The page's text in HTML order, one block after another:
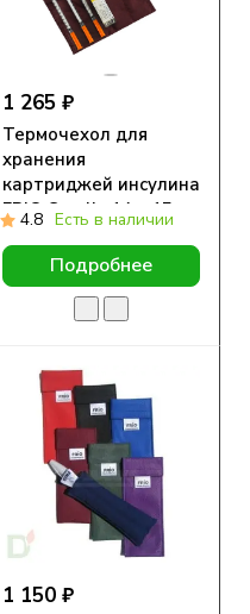
1 265 ₽
Термочехол для
хранения
картриджей инсулина
FRIO Small , 14 x 15 см
4.8 Есть в наличии
Подробнее
1 150 ₽